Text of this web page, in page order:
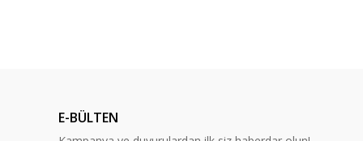
E-BÜLTEN